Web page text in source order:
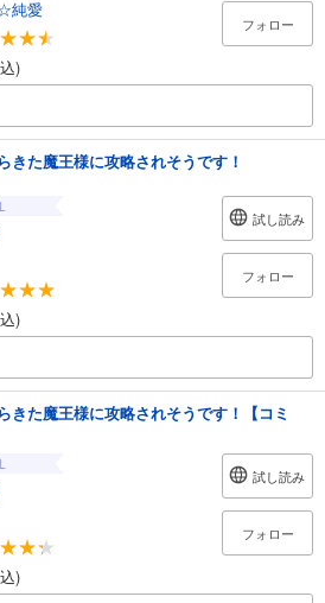
純愛
)
フォロー
きた魔王様に攻略されそうです！
)
試し読み
フォロー
きた魔王様に攻略されそうです！【コミ
)
試し読み
フォロー